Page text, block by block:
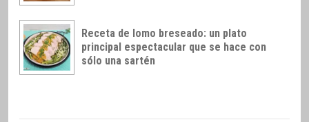
Receta de lomo breseado: un plato
principal espectacular que se hace con
sólo una sartén